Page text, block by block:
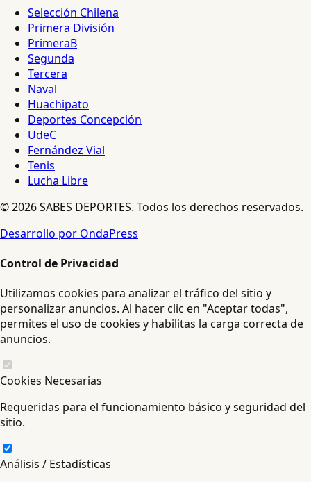
Selección Chilena
Primera División
PrimeraB
Segunda
Tercera
Naval
Huachipato
Deportes Concepción
UdeC
Fernández Vial
Tenis
Lucha Libre
© 2026 SABES DEPORTES. Todos los derechos reservados.
Desarrollo por OndaPress
Control de Privacidad
Utilizamos cookies para analizar el tráfico del sitio y
personalizar anuncios. Al hacer clic en "Aceptar todas",
permites el uso de cookies y habilitas la carga correcta de
anuncios.
Cookies Necesarias
Requeridas para el funcionamiento básico y seguridad del
sitio.
Análisis / Estadísticas